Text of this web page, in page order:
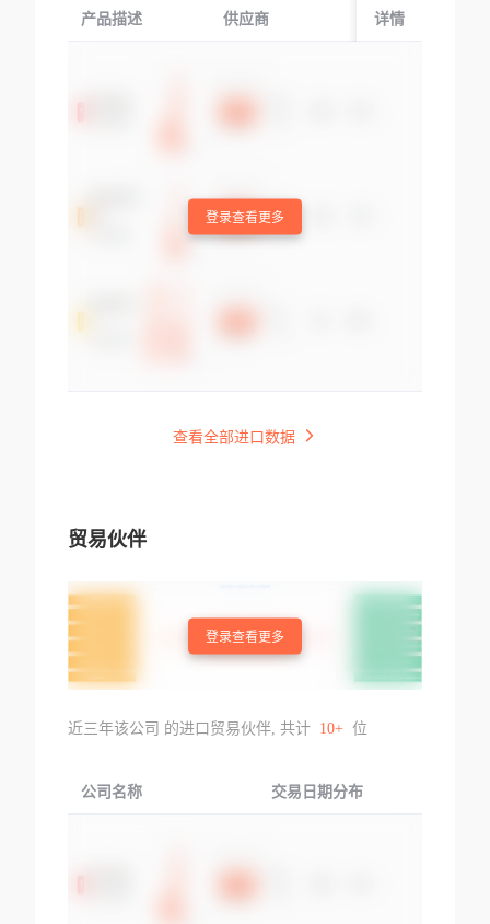
产品描述 供应商 起运国/地区
详情
登录查看更多
查看全部进口数据
贸易伙伴
登录查看更多
近三年该公司 的进口贸易伙伴, 共计 10+ 位
公司名称 交易日期分布